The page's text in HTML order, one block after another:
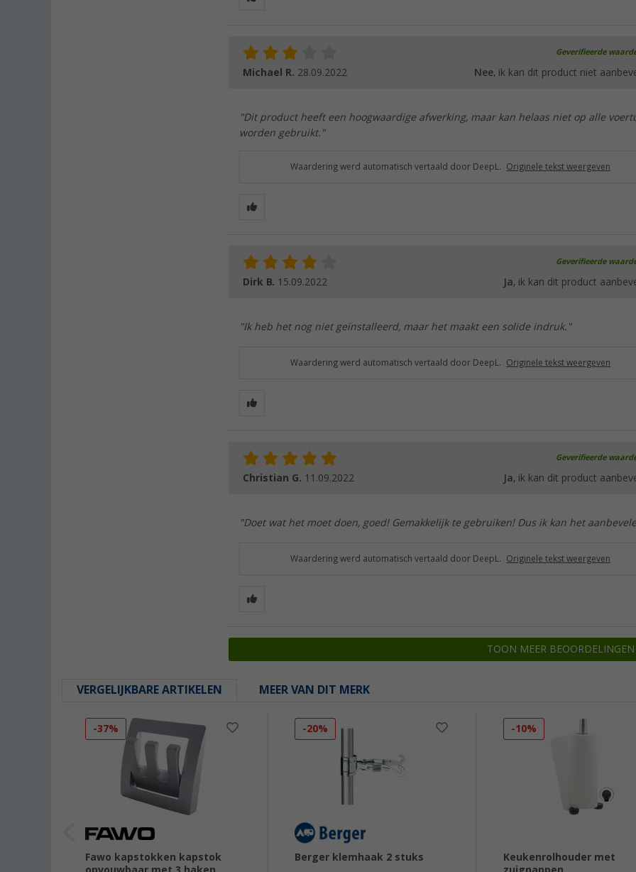
Geverifieerde
Michael R. 28.09.2022 Nee, ik kan dit product niet
"Dit product heeft een hoogwaardige afwerking, maar kan helaas niet op alle
worden gebruikt."
Waardering werd automatisch vertaald door DeepL. Originele tekst weergeven
Geverifieerde
Dirk B. 15.09.2022 Ja, ik kan dit product
"Ik heb het nog niet geïnstalleerd, maar het maakt een solide indruk."
Waardering werd automatisch vertaald door DeepL. Originele tekst weergeven
Geverifieerde
Christian G. 11.09.2022 Ja, ik kan dit product
"Doet wat het moet doen, goed! Gemakkelijk te gebruiken! Dus ik kan het
Waardering werd automatisch vertaald door DeepL. Originele tekst weergeven
TOON MEER BEOORDELINGEN
VERGELIJKBARE ARTIKELEN MEER VAN DIT MERK
-37%
Fawo kapstokken kapstok
-20%
Berger klemhaak 2 stuks
-10%
Keukenrolhouder met